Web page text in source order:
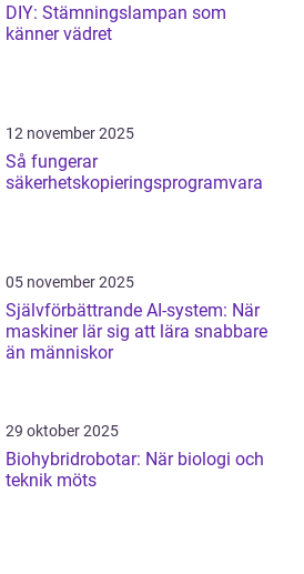
DIY: Stämningslampan som
känner vädret
12 november 2025
Så fungerar
säkerhetskopieringsprogramvara
05 november 2025
Självförbättrande AI-system: När
maskiner lär sig att lära snabbare
än människor
29 oktober 2025
Biohybridrobotar: När biologi och
teknik möts